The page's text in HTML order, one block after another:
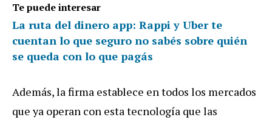
Te puede interesar
La ruta del dinero app: Rappi y Uber te
cuentan lo que seguro no sabés sobre quién
se queda con lo que pagás
Además,lafirma establece entodos los mercados
que ya operan con estatecnología que las